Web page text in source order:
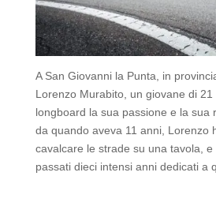
A San Giovanni la Punta, in
Lorenzo Murabito, un giovane di
longboard la sua passione e la sua
da quando aveva 11 anni, Lorenzo
cavalcare le strade su una tavola,
passati dieci intensi anni dedicati a